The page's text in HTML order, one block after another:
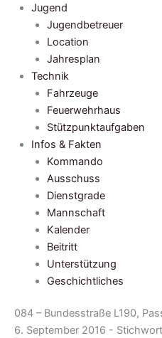
Jugend
Jugendbetreuer
Location
Jahresplan
Technik
Fahrzeuge
Feuerwehrhaus
Stützpunktaufgaben
Infos & Fakten
Kommando
Ausschuss
Dienstgrade
Mannschaft
Kalender
Beitritt
Unterstützung
Geschichtliches
084 – Bundesstraße L190,
6. September 2016 -